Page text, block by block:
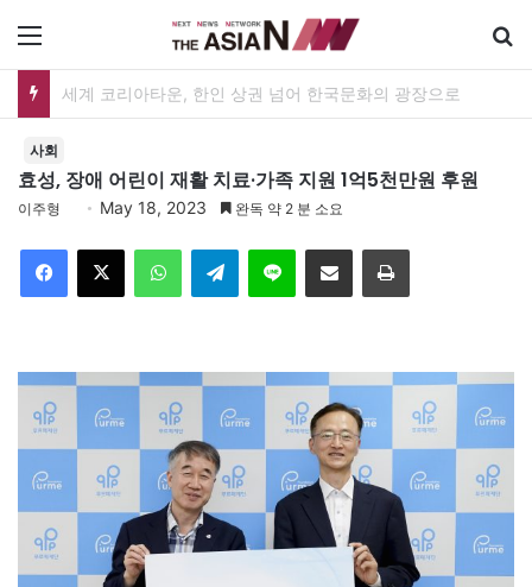
세계 코리아타운, 한인 상권 넘어 한국문화의 광장으로
사회
효성, 장애 어린이 재활 치료·가족 지원 1억5천만원 후원
이주형 May 18, 2023 완독 약 2 분 소요
Telegram 이메일